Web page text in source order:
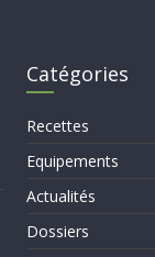
Catégories
Recettes
Equipements
Actualités
Dossiers